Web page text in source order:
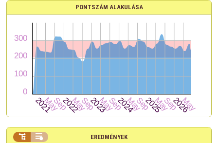
PONTSZÁM ALAKULÁSA
EREDMÉNYEK
 